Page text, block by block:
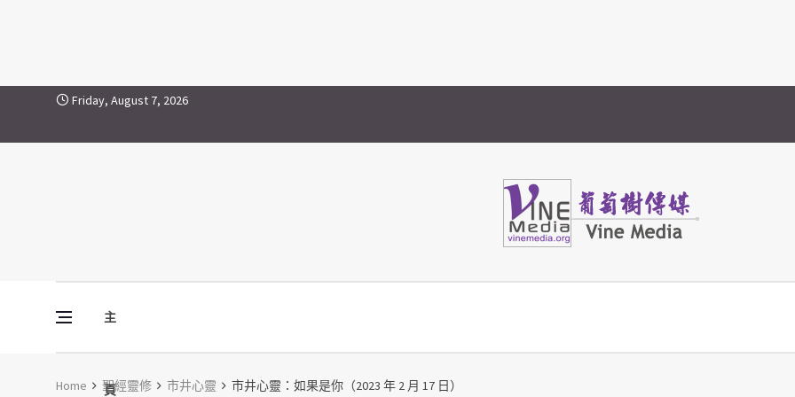
Skip to contentFriday, August 7, 2026
主
頁
Vine Media
葡萄樹傳媒
Home 聖經靈修 市井心靈 市井心靈：如果是你（2023 年 2 月 17 日）